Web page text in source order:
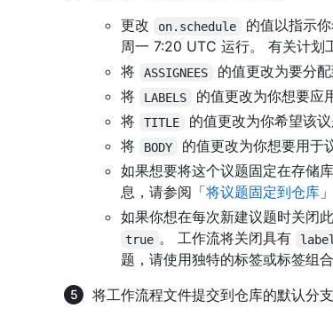
更改
on.schedule
的值以指示
周一 7:20 UTC 运行。 有关计划
将
ASSIGNEES
的值更改为要分
将
LABELS
的值更改为你想要应
将
TITLE
的值更改为你希望该议
将
BODY 的值更改为你想要用于
如果想要将这个议题固定在存储
息，请参阅「将议题固定到仓库
如果你想在每次新建议题时关闭
true 。 工作流将关闭具有
题，请使用独特的标签或标签组合
将工作流程文件提交到仓库的默认分